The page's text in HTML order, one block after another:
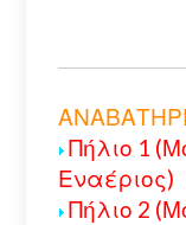
Πήλιο 1
Εναέριος)
Πήλιο 2